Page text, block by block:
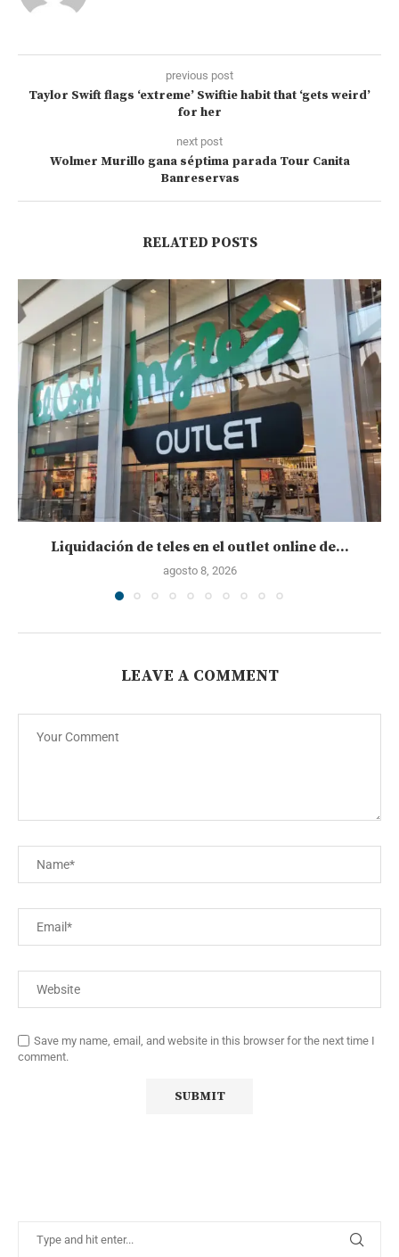
previous post
Taylor Swift flags ‘extreme’ Swiftie habit that ‘gets weird’
for her
next post
Wolmer Murillo gana séptima parada Tour Canita
Banreservas
RELATED POSTS
Liquidación de teles en el outlet online de...
agosto 8, 2026
LEAVE A COMMENT
Save my name, email, and website in this browser for the next time I
comment.